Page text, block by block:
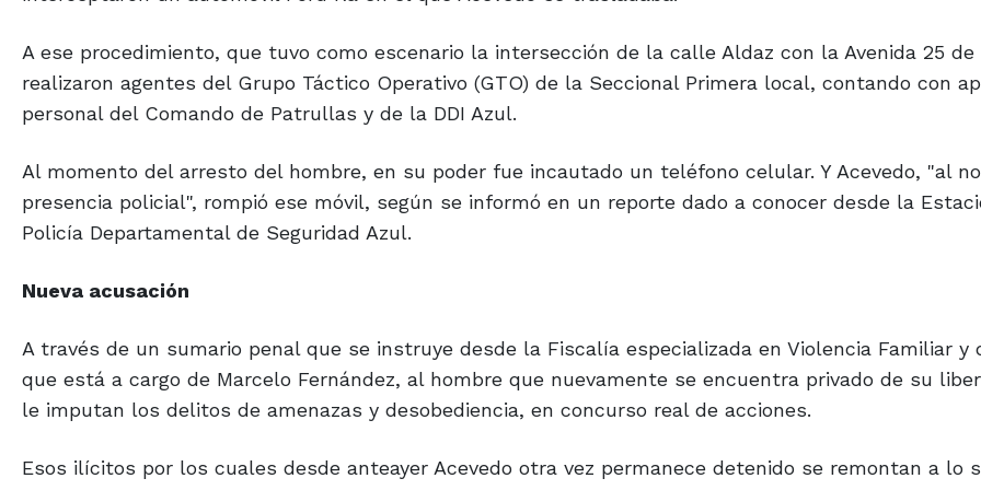
A ese procedimiento, que tuvo como escenario la intersección de la calle Aldaz con la Avenida 25 de
realizaron agentes del Grupo Táctico Operativo (GTO) de la Seccional Primera local, contando con
personal del Comando de Patrullas y de la DDI Azul.
Al momento del arresto del hombre, en su poder fue incautado un teléfono celular. Y Acevedo, "al
presencia policial", rompió ese móvil, según se informó en un reporte dado a conocer desde la
Policía Departamental de Seguridad Azul.
Nueva acusación
A través de un sumario penal que se instruye desde la Fiscalía especializada en Violencia Familiar y
que está a cargo de Marcelo Fernández, al hombre que nuevamente se encuentra privado de su
le imputan los delitos de amenazas y desobediencia, en concurso real de acciones.
Esos ilícitos por los cuales desde anteayer Acevedo otra vez permanece detenido se remontan a lo